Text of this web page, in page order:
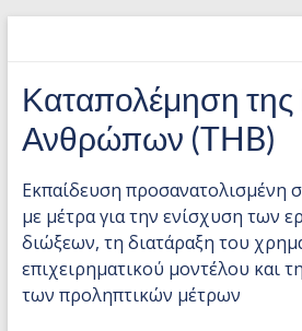
Countering
Trafficking
in
Human
Beings
(THB)
Καταπολέμηση
Ανθρώπων (THB)
Εκπαίδευση προσανατολισμένη
με μέτρα για την ενίσχυση των
διώξεων, τη διατάραξη του
επιχειρηματικού μοντέλου και
των προληπτικών μέτρων